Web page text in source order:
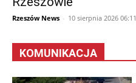
Rzeszów News - 10 sierpnia 2026 06:11
KOMUNIKACJA